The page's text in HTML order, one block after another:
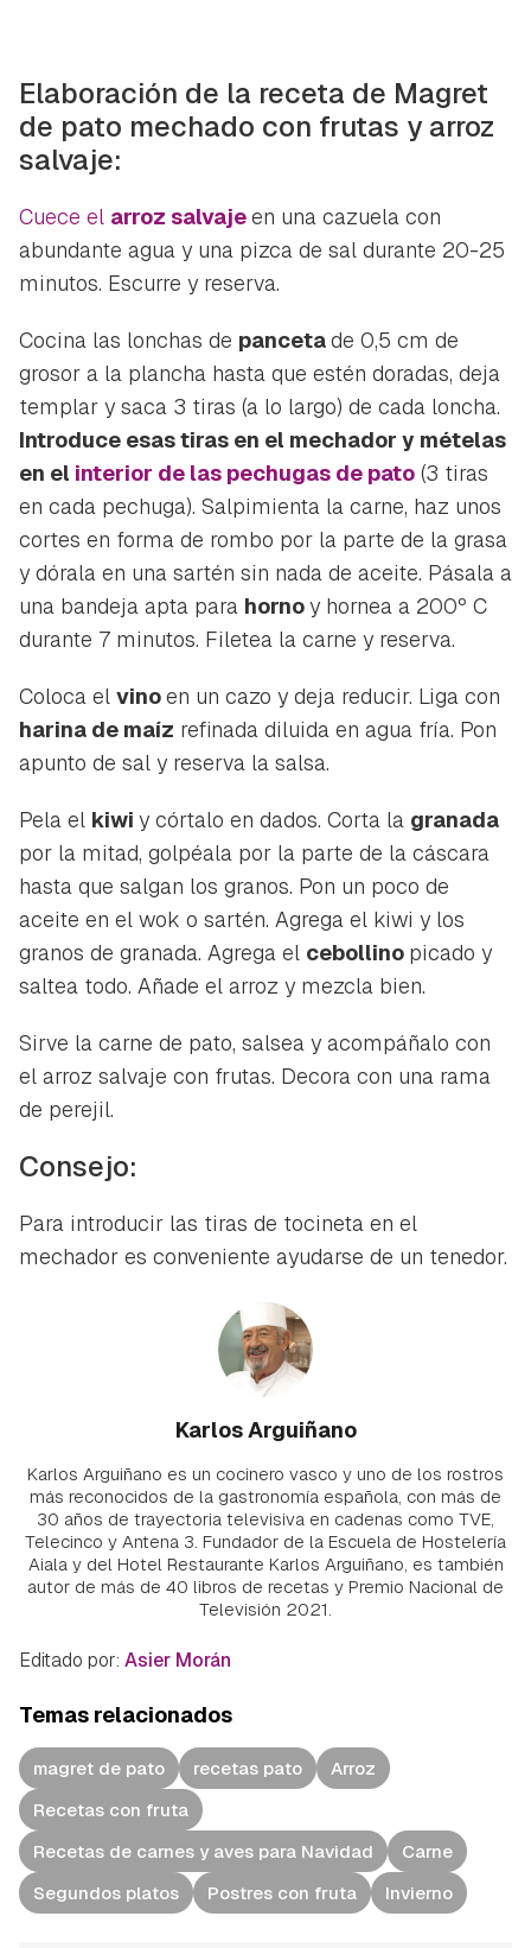
Elaboración de la receta de Magret
de pato mechado con frutas y arroz
salvaje:
Cuece el arroz salvajeen una cazuela con
abundante agua y una pizca de sal durante 20-25
minutos. Escurre y reserva.
Cocina las lonchas de pancetade 0,5 cm de
grosor a la plancha hasta que estén doradas, deja
templar y saca 3 tiras (a lo largo) de cada loncha.
Introduce esas tiras en el mechador y mételas
en el interior de las pechugas de pato (3 tiras
en cada pechuga). Salpimienta la carne, haz unos
cortes en forma de rombo por la parte de la grasa
y dórala en una sartén sin nada de aceite. Pásala a
una bandeja apta para hornoy hornea a 200º C
durante 7 minutos. Filetea la carne y reserva.
Coloca el vinoen un cazo y deja reducir. Liga con
harina de maíz refinada diluida en agua fría. Pon
apunto de sal y reserva la salsa.
Pela el kiwi y córtalo en dados. Corta la granada
por la mitad, golpéala por la parte de la cáscara
hasta que salgan los granos. Pon un poco de
aceite en el wok o sartén. Agrega el kiwi y los
granos de granada. Agrega el cebollino picado y
saltea todo. Añade el arroz y mezcla bien.
Sirve la carne de pato, salsea y acompáñalo con
el arroz salvaje con frutas. Decora con una rama
de perejil.
Consejo:
Para introducir las tiras de tocineta en el
mechador es conveniente ayudarse de un tenedor.
Karlos Arguiñano
Karlos Arguiñano es un cocinero vasco y uno de los rostros
más reconocidos de la gastronomía española, con más de
30 años de trayectoria televisiva en cadenas como TVE,
Telecinco y Antena 3. Fundador de la Escuela de Hostelería
Aiala y del Hotel Restaurante Karlos Arguiñano, es también
autor de más de 40 libros de recetas y Premio Nacional de
Televisión 2021.
Editado por: Asier Morán
Temas relacionados
magret de pato recetas pato
Arroz
Recetas con fruta
Recetas de carnes y aves para Navidad
Carne
Segundos platos
Postres con fruta Invierno